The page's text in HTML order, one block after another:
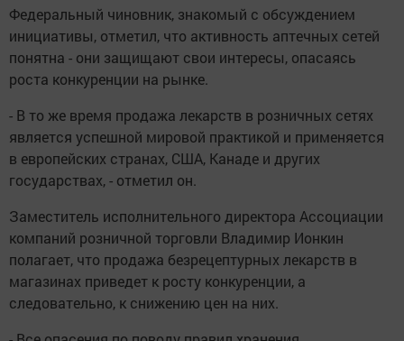
Федеральный чиновник, знакомый с обсуждением
инициативы, отметил, что активность аптечных сетей
понятна - они защищают свои интересы, опасаясь
роста конкуренции на рынке.
- В то же время продажа лекарств в розничных сетях
является успешной мировой практикой и применяется
в европейских странах, США, Канаде и других
государствах, - отметил он.
Заместитель исполнительного директора Ассоциации
компаний розничной торговли Владимир Ионкин
полагает, что продажа безрецептурных лекарств в
магазинах приведет к росту конкуренции, а
следовательно, к снижению цен на них.